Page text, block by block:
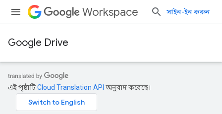
Workspace সাইন-ইন করুন
Google Drive
এই পৃষ্ঠাটিCloud Translation API অনুবাদ করেছে।